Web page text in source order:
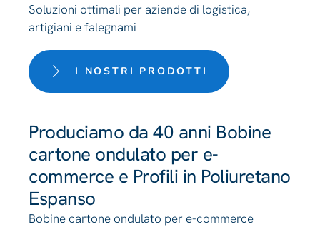
Soluzioni ottimali per aziende di logistica,
artigiani e falegnami
I NOSTRI PRODOTTI
Produciamo da 40 anni Bobine
cartone ondulato per e-
commerce e Profili in Poliuretano
Espanso
Bobine cartone ondulato per e-commerce